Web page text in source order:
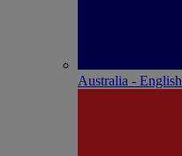
Australia - English